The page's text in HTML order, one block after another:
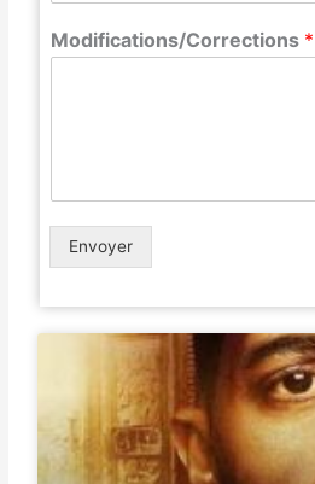
Modifications/Corrections *
Envoyer